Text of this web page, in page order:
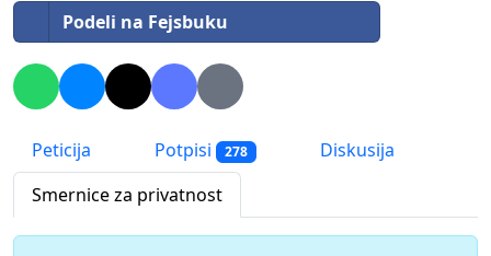
Podeli na Fejsbuku
Peticija Potpisi 278
Diskusija
Smernice za privatnost